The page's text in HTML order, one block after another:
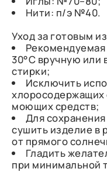
Нити: п/э №40.
Уход за готовым
30°C вручную или
стирки;
Исключить
хлоросодержащих
моющих средств;
Для
сушить изделие в
от прямого
Гладить
при минимальной